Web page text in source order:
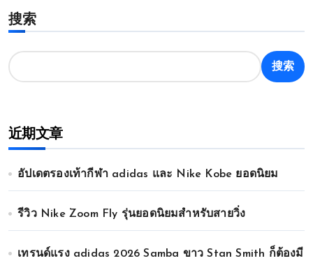
搜索
搜索
近期文章
อัปเดตรองเท้ากีฬา adidas และ Nike Kobe ยอดนิยม
รีวิว Nike Zoom Fly รุ่นยอดนิยมสำหรับสายวิ่ง
เทรนด์แรง adidas 2026 Samba ขาว Stan Smith ก็ต้องมี